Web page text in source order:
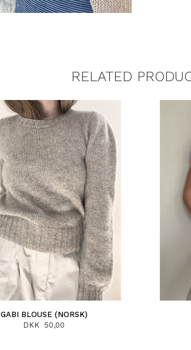
RELATED
GABI BLOUSE (NORSK)
DKK 50,00